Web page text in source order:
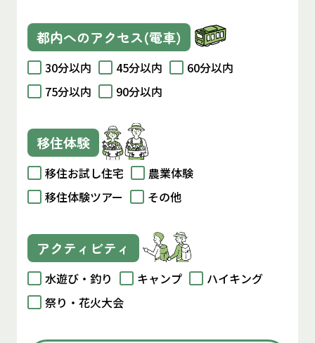
都内へのアクセス(電車)
30分以内 45分以内
60分以内
75分以内
90分以内
移住体験
移住お試し住宅
農業体験
移住体験ツアー
その他
アクティビティ
水遊び・釣り キャンプ
ハイキング
祭り・花火大会